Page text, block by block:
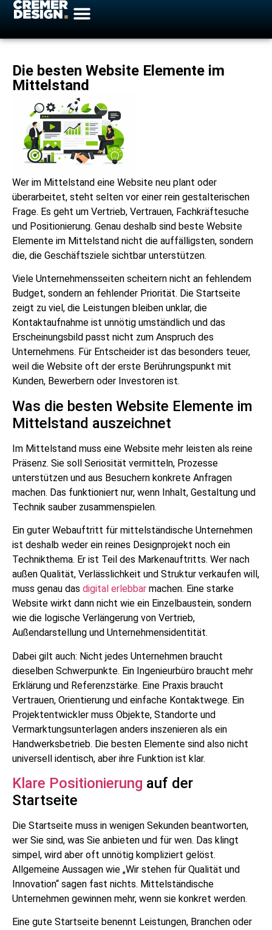
Die besten Website Elemente im
Mittelstand
Wer im Mittelstand eine Website neu plant oder
überarbeitet, steht selten vor einer rein gestalterischen
Frage. Es geht um Vertrieb, Vertrauen, Fachkräftesuche
und Positionierung. Genau deshalb sind beste Website
Elemente im Mittelstand nicht die auffälligsten, sondern
die, die Geschäftsziele sichtbar unterstützen.
Viele Unternehmensseiten scheitern nicht an fehlendem
Budget, sondern an fehlender Priorität. Die Startseite
zeigt zu viel, die Leistungen bleiben unklar, die
Kontaktaufnahme ist unnötig umständlich und das
Erscheinungsbild passt nicht zum Anspruch des
Unternehmens. Für Entscheider ist das besonders teuer,
weil die Website oft der erste Berührungspunkt mit
Kunden, Bewerbern oder Investoren ist.
Was die besten Website Elemente im
Mittelstand auszeichnet
Im Mittelstand muss eine Website mehr leisten als reine
Präsenz. Sie soll Seriosität vermitteln, Prozesse
unterstützen und aus Besuchern konkrete Anfragen
machen. Das funktioniert nur, wenn Inhalt, Gestaltung und
Technik sauber zusammenspielen.
Ein guter Webauftritt für mittelständische Unternehmen
ist deshalb weder ein reines Designprojekt noch ein
Technikthema. Er ist Teil des Markenauftritts. Wer nach
außen Qualität, Verlässlichkeit und Struktur verkaufen will,
muss genau das digital erlebbar machen. Eine starke
Website wirkt dann nicht wie ein Einzelbaustein, sondern
wie die logische Verlängerung von Vertrieb,
Außendarstellung und Unternehmensidentität.
Dabei gilt auch: Nicht jedes Unternehmen braucht
dieselben Schwerpunkte. Ein Ingenieurbüro braucht mehr
Erklärung und Referenzstärke. Eine Praxis braucht
Vertrauen, Orientierung und einfache Kontaktwege. Ein
Projektentwickler muss Objekte, Standorte und
Vermarktungsunterlagen anders inszenieren als ein
Handwerksbetrieb. Die besten Elemente sind also nicht
universell identisch, aber ihre Funktion ist klar.
Klare Positionierung auf der
Startseite
Die Startseite muss in wenigen Sekunden beantworten,
wer Sie sind, was Sie anbieten und für wen. Das klingt
simpel, wird aber oft unnötig kompliziert gelöst.
Allgemeine Aussagen wie „Wir stehen für Qualität und
Innovation“ sagen fast nichts. Mittelständische
Unternehmen gewinnen mehr, wenn sie konkret werden.
Eine gute Startseite benennt Leistungen, Branchen oder